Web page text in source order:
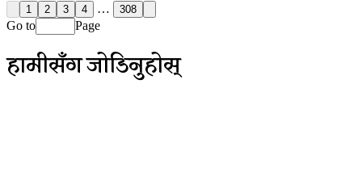
1 2 3 4 … 308
Go to Page
हामीसँग जोडिनुहोस्